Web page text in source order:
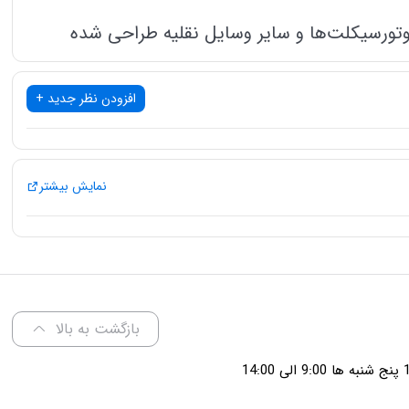
و سایر وسایل نقلیه طراحی شده
است.
افزودن نظر جدید +
نمایش بیشتر
بازگشت به بالا